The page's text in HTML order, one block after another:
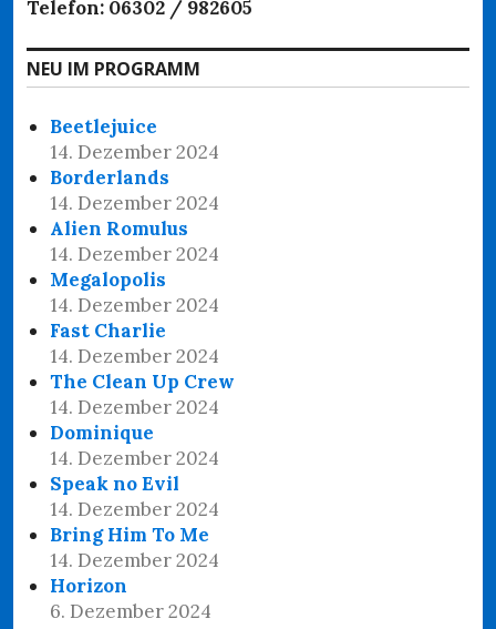
Telefon: 06302 / 982605
NEU IM PROGRAMM
Beetlejuice
14. Dezember 2024
Borderlands
14. Dezember 2024
Alien Romulus
14. Dezember 2024
Megalopolis
14. Dezember 2024
Fast Charlie
14. Dezember 2024
The Clean Up Crew
14. Dezember 2024
Dominique
14. Dezember 2024
Speak no Evil
14. Dezember 2024
Bring Him To Me
14. Dezember 2024
Horizon
6. Dezember 2024